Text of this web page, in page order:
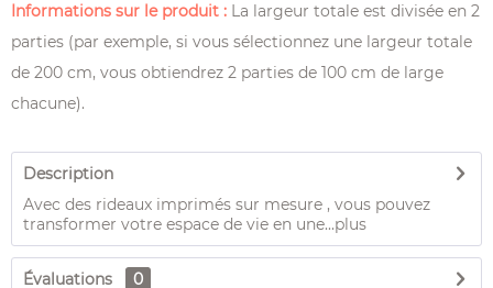
Informations sur le produit : La largeur totale est divisée en 2
parties (par exemple, si vous sélectionnez une largeur totale
de 200 cm, vous obtiendrez 2 parties de 100 cm de large
chacune).
Description
Avec des rideaux imprimés sur mesure , vous pouvez
transformer votre espace de vie en une...plus
Évaluations
0